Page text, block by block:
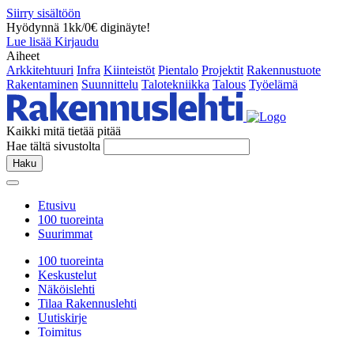
Siirry sisältöön
Hyödynnä 1kk/0€ diginäyte!
Lue lisää Kirjaudu
Aiheet
Arkkitehtuuri Infra Kiinteistöt Pientalo Projektit Rakennustuote
Rakentaminen Suunnittelu Talotekniikka Talous Työelämä
Kaikki mitä tietää pitää
Hae tältä sivustolta
Haku
Etusivu
100 tuoreinta
Suurimmat
100 tuoreinta
Keskustelut
Näköislehti
Tilaa Rakennuslehti
Uutiskirje
Toimitus